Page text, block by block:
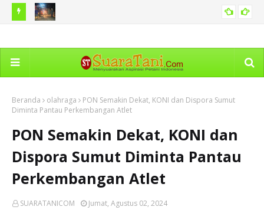
Air Termasuk di Sumut
Beranda olahraga
PON Semakin Dekat, KONI dan Dispora Sumut
Diminta Pantau Perkembangan Atlet
PON Semakin Dekat, KONI dan
Dispora Sumut Diminta Pantau
Perkembangan Atlet
SUARATANICOM Jumat, Agustus 02, 2024